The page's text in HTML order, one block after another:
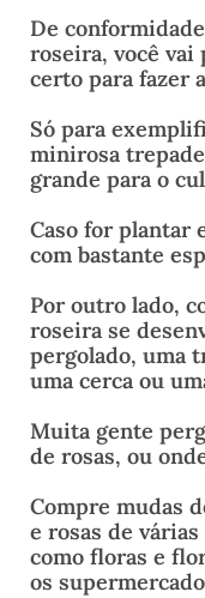
De
roseira, você vai
certo para fazer
Só para
minirosa
grande para o
Caso for plantar
com bastante
Por outro lado,
roseira se
pergolado, uma
uma cerca ou
Muita gente
de rosas, ou
Compre mudas
e rosas de
como floras e
os